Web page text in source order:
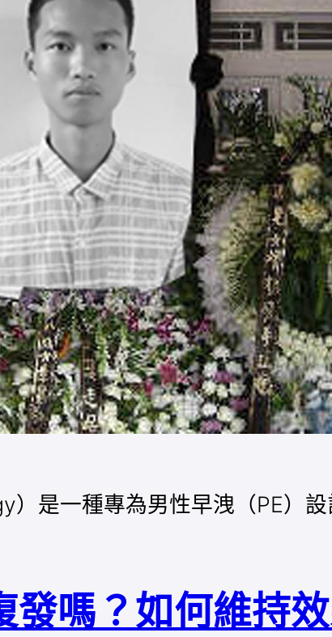
）是一種專為男性早洩（PE）
發嗎？如何維持